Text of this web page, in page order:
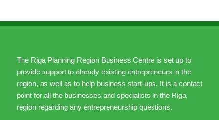
The Riga Planning Region Business Centre is set up to
provide support to already existing entrepreneurs in the
region, as well as to help business start-ups. It is a contact
point for all the businesses and specialists in the Riga
region regarding any entrepreneurship questions.